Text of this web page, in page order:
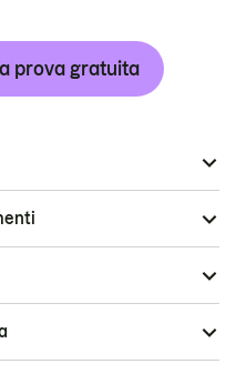
prova gratuita